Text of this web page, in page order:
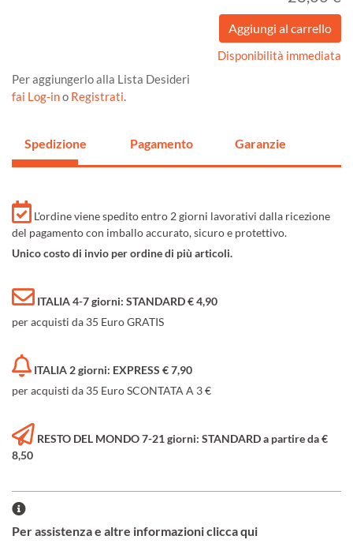
Disponibilità immediata
Per aggiungerlo alla Lista Desideri
fai Log-ino Registrati.
Spedizione Pagamento Garanzie
L'ordine viene spedito entro 2 giorni lavorativi dalla ricezione
del pagamento con imballo accurato, sicuro e protettivo.
Unico costo di invio per ordine di più articoli.
ITALIA 4-7 giorni: STANDARD € 4,90
per acquisti da 35 Euro GRATIS
ITALIA 2 giorni: EXPRESS € 7,90
per acquisti da 35 Euro SCONTATA A 3 €
RESTO DEL MONDO 7-21 giorni: STANDARD a partire da €
8,50
Per assistenza e altre informazioni clicca qui